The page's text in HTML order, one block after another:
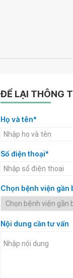
ĐỂ LẠI THÔNG
Họ và tên*
Số điện thoại*
Chọn bệnh viện gần
Nội dung cần tư vấn